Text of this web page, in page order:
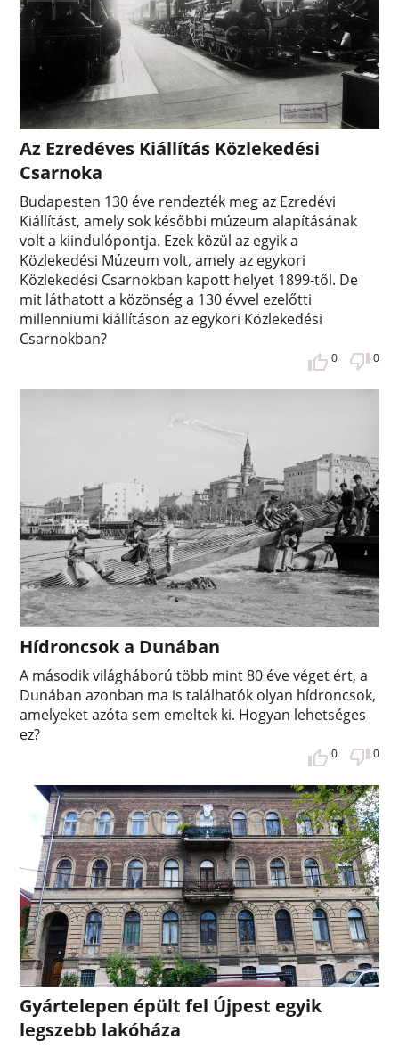
Az Ezredéves Kiállítás Közlekedési
Csarnoka
Budapesten 130 éve rendezték meg az Ezredévi
Kiállítást, amely sok későbbi múzeum alapításának
volt a kiindulópontja. Ezek közül az egyik a
Közlekedési Múzeum volt, amely az egykori
Közlekedési Csarnokban kapott helyet 1899-től. De
mit láthatott a közönség a 130 évvel ezelőtti
millenniumi kiállításon az egykori Közlekedési
Csarnokban?
0 0
Hídroncsok a Dunában
A második világháború több mint 80 éve véget ért, a
Dunában azonban ma is találhatók olyan hídroncsok,
amelyeket azóta sem emeltek ki. Hogyan lehetséges
ez?
0 0
Gyártelepen épült fel Újpest egyik
legszebb lakóháza